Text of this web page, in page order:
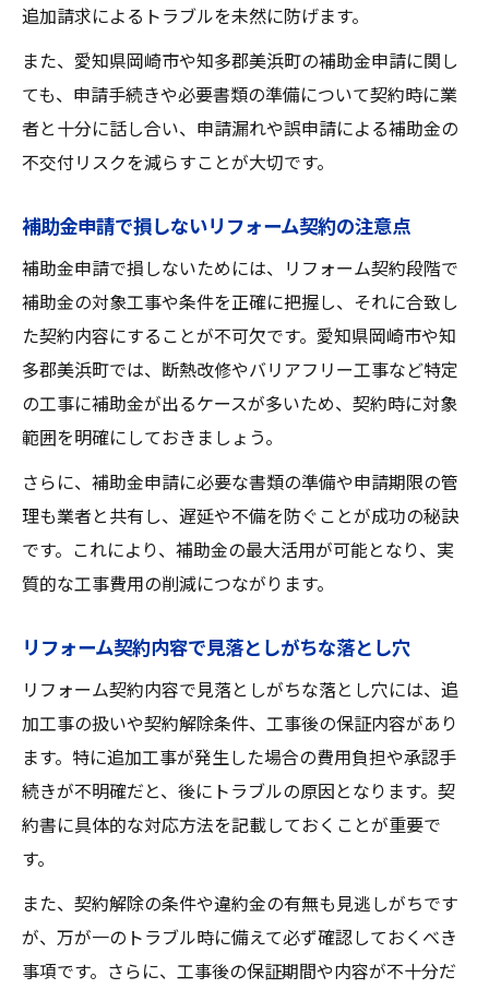
追加請求によるトラブルを未然に防げます。
また、愛知県岡崎市や知多郡美浜町の補助金申請に関し
ても、申請手続きや必要書類の準備について契約時に業
者と十分に話し合い、申請漏れや誤申請による補助金の
不交付リスクを減らすことが大切です。
補助金申請で損しないリフォーム契約の注意点
補助金申請で損しないためには、リフォーム契約段階で
補助金の対象工事や条件を正確に把握し、それに合致し
た契約内容にすることが不可欠です。愛知県岡崎市や知
多郡美浜町では、断熱改修やバリアフリー工事など特定
の工事に補助金が出るケースが多いため、契約時に対象
範囲を明確にしておきましょう。
さらに、補助金申請に必要な書類の準備や申請期限の管
理も業者と共有し、遅延や不備を防ぐことが成功の秘訣
です。これにより、補助金の最大活用が可能となり、実
質的な工事費用の削減につながります。
リフォーム契約内容で見落としがちな落とし穴
リフォーム契約内容で見落としがちな落とし穴には、追
加工事の扱いや契約解除条件、工事後の保証内容があり
ます。特に追加工事が発生した場合の費用負担や承認手
続きが不明確だと、後にトラブルの原因となります。契
約書に具体的な対応方法を記載しておくことが重要で
す。
また、契約解除の条件や違約金の有無も見逃しがちです
が、万が一のトラブル時に備えて必ず確認しておくべき
事項です。さらに、工事後の保証期間や内容が不十分だ